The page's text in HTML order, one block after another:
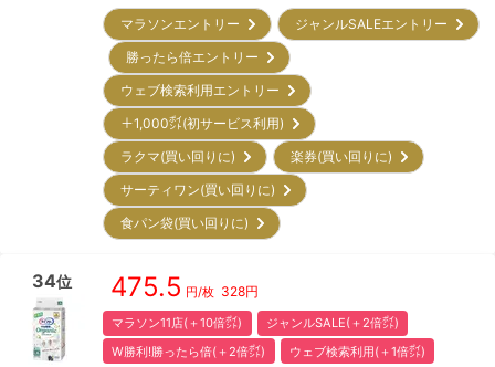
マラソンエントリー
ジャンルSALEエントリー
勝ったら倍エントリー
ウェブ検索利用エントリー
＋1,000㌽(初サービス利用)
ラクマ(買い回りに)
楽券(買い回りに)
サーティワン(買い回りに)
食パン袋(買い回りに)
34位 475.5 円/枚 328円
マラソン11店(＋10倍㌽)
ジャンルSALE(＋2倍㌽)
W勝利!勝ったら倍(＋2倍㌽)
ウェブ検索利用(＋1倍㌽)